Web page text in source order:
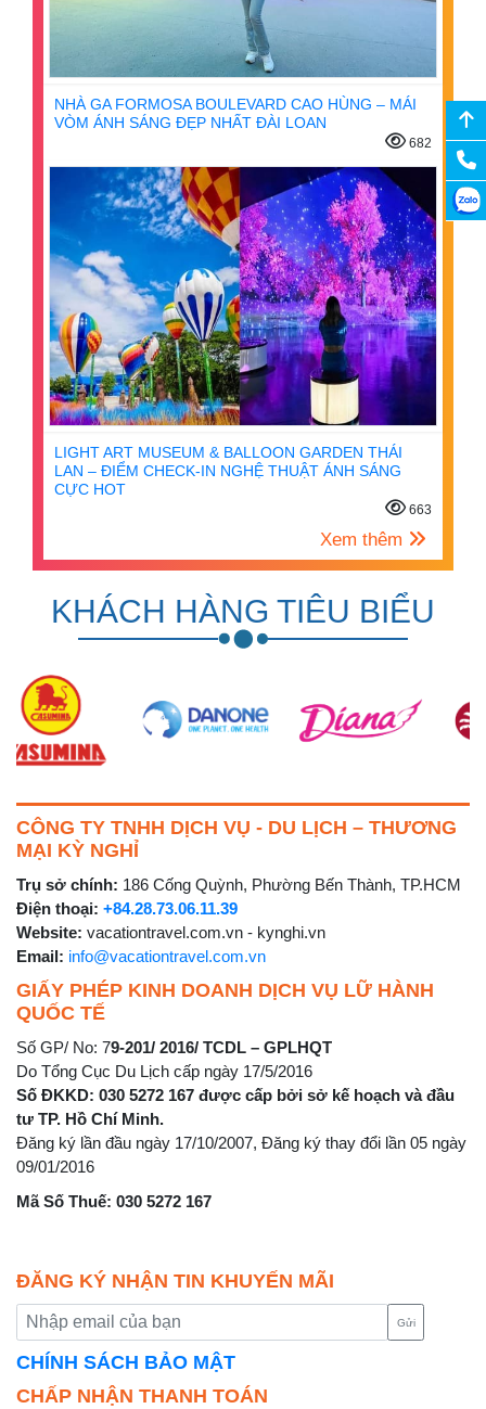
NHÀ GA FORMOSA BOULEVARD CAO HÙNG – MÁI
VÒM ÁNH SÁNG ĐẸP NHẤT ĐÀI LOAN
682
LIGHT ART MUSEUM & BALLOON GARDEN THÁI
LAN – ĐIỂM CHECK-IN NGHỆ THUẬT ÁNH SÁNG
CỰC HOT
663
Xem thêm
KHÁCH HÀNG TIÊU BIỂU
CÔNG TY TNHH DỊCH VỤ - DU LỊCH – THƯƠNG
MẠI KỲ NGHỈ
Trụ sở chính: 186 Cống Quỳnh, Phường Bến Thành, TP.HCM
Điện thoại: +84.28.73.06.11.39
Website: vacationtravel.com.vn - kynghi.vn
Email: info@vacationtravel.com.vn
GIẤY PHÉP KINH DOANH DỊCH VỤ LỮ HÀNH
QUỐC TẾ
Số GP/ No: 79-201/ 2016/ TCDL – GPLHQT
Do Tổng Cục Du Lịch cấp ngày 17/5/2016
Số ĐKKD: 030 5272 167 được cấp bởi sở kế hoạch và đầu
tư TP. Hồ Chí Minh.
Đăng ký lần đầu ngày 17/10/2007, Đăng ký thay đổi lần 05 ngày
09/01/2016
Mã Số Thuế: 030 5272 167
ĐĂNG KÝ NHẬN TIN KHUYẾN MÃI
Gửi
CHÍNH SÁCH BẢO MẬT
CHẤP NHẬN THANH TOÁN